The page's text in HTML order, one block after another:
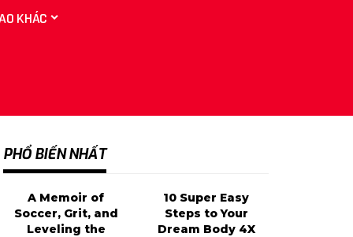
KHÁC
PHỔ BIẾN NHẤT
A Memoir of
Soccer, Grit, and
Leveling the
10 Super Easy
Steps to Your
Dream Body 4X